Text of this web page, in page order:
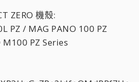
ZERO 機殼:
PZ / MAG PANO 100 PZ
PZ Series